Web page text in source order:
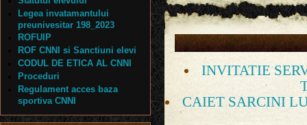
INVITATIE
CAIET SARCINI
Legea invatamantului
preunivesitar 198_2023
ROFUIP
ROF CNNI si Sanctiuni elevi
CODUL DE ETICA AL CNNI
Proceduri
Regulament acces baza
sportiva CNNI